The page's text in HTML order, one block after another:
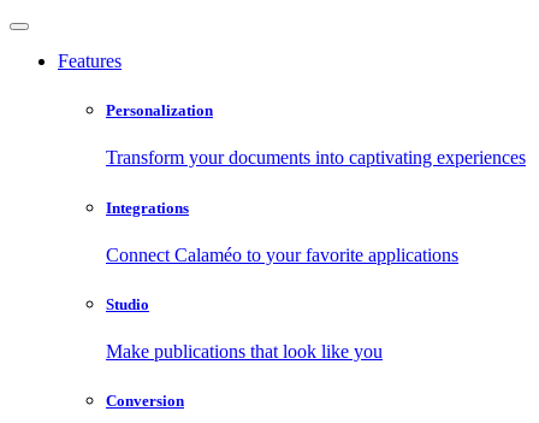
Features
Personalization
Transform your documents into captivating experiences
Integrations
Connect Calaméo to your favorite applications
Studio
Make publications that look like you
Conversion